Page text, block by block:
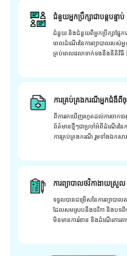
ជំនួយអ្នកប្រឹក្សាជាបន្តបន្ទាប់
ជំនួយ និងជំនួយពីអ្នកប្រឹក្សាផ្នែក
ពេលដំណើរនៃការព្យាបាលរបស់
គ្រប់ពេលវេលាទាក់ទងនឹងនីតិវិធី
ការគ្រប់គ្រងករណីអ្នកជំងឺ
ពីការរកឃើញរហូតដល់ការចាកច
ព័ត៌មានថ្មីៗជាប្រចាំអំពីដំណើរន
ការគ្រប់គ្រងករណី រួមទាំងឯកសា
ការព្យាបាលថវិកាងាយស្រួ
ទទួលបានជម្រើសនៃការព្យាបាល
ដែលសមស្របនឹងថវិកា និងបទពិ
មិនមានការរំខាន និងដំណើរការត